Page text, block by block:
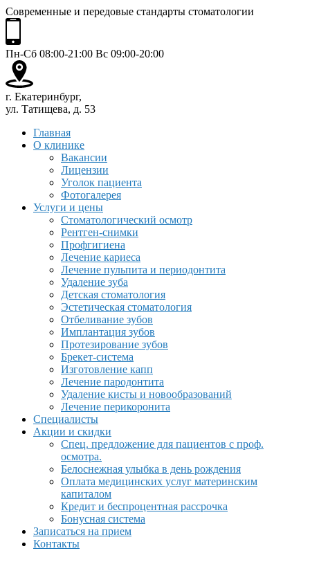
Современные и передовые стандарты стоматологии
Пн-Сб 08:00-21:00 Вс 09:00-20:00
г. Екатеринбург,
ул. Татищева, д. 53
Главная
О клинике
Вакансии
Лицензии
Уголок пациента
Фотогалерея
Услуги и цены
Стоматологический осмотр
Рентген-снимки
Профгигиена
Лечение кариеса
Лечение пульпита и периодонтита
Удаление зуба
Детская стоматология
Эстетическая стоматология
Отбеливание зубов
Имплантация зубов
Протезирование зубов
Брекет-система
Изготовление капп
Лечение пародонтита
Удаление кисты и новообразований
Лечение перикоронита
Специалисты
Акции и скидки
Спец. предложение для пациентов с проф.
осмотра.
Белоснежная улыбка в день рождения
Оплата медицинских услуг материнским
капиталом
Кредит и беспроцентная рассрочка
Бонусная система
Записаться на прием
Контакты